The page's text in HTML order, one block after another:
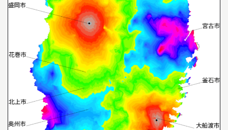
INFORMATION
インフォメーション
就職や進学について
入試情報
アクセス